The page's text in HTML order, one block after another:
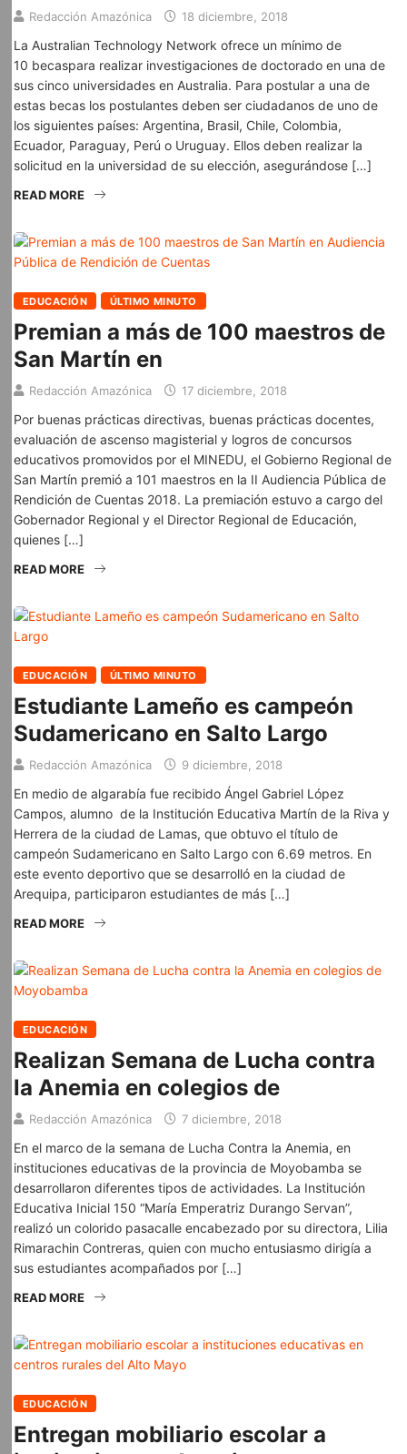
Redacción Amazónica 18 diciembre, 2018
La Australian Technology Network ofrece un mínimo de
10 becaspara realizar investigaciones de doctorado en una de
sus cinco universidades en Australia. Para postular a una de
estas becas los postulantes deben ser ciudadanos de uno de
los siguientes países: Argentina, Brasil, Chile, Colombia,
Ecuador, Paraguay, Perú o Uruguay. Ellos deben realizar la
solicitud en la universidad de su elección, asegurándose […]
READ MORE
EDUCACIÓN ÚLTIMO MINUTO
Premian a más de 100 maestros de
San Martín en
Redacción Amazónica 17 diciembre, 2018
Por buenas prácticas directivas, buenas prácticas docentes,
evaluación de ascenso magisterial y logros de concursos
educativos promovidos por el MINEDU, el Gobierno Regional de
San Martín premió a 101 maestros en la II Audiencia Pública de
Rendición de Cuentas 2018. La premiación estuvo a cargo del
Gobernador Regional y el Director Regional de Educación,
quienes […]
READ MORE
EDUCACIÓN ÚLTIMO MINUTO
Estudiante Lameño es campeón
Sudamericano en Salto Largo
Redacción Amazónica 9 diciembre, 2018
En medio de algarabía fue recibido Ángel Gabriel López
Campos, alumno de la Institución Educativa Martín de la Riva y
Herrera de la ciudad de Lamas, que obtuvo el título de
campeón Sudamericano en Salto Largo con 6.69 metros. En
este evento deportivo que se desarrolló en la ciudad de
Arequipa, participaron estudiantes de más […]
READ MORE
EDUCACIÓN
Realizan Semana de Lucha contra
la Anemia en colegios de
Redacción Amazónica 7 diciembre, 2018
En el marco de la semana de Lucha Contra la Anemia, en
instituciones educativas de la provincia de Moyobamba se
desarrollaron diferentes tipos de actividades. La Institución
Educativa Inicial 150 “María Emperatriz Durango Servan”,
realizó un colorido pasacalle encabezado por su directora, Lilia
Rimarachin Contreras, quien con mucho entusiasmo dirigía a
sus estudiantes acompañados por […]
READ MORE
EDUCACIÓN
Entregan mobiliario escolar a